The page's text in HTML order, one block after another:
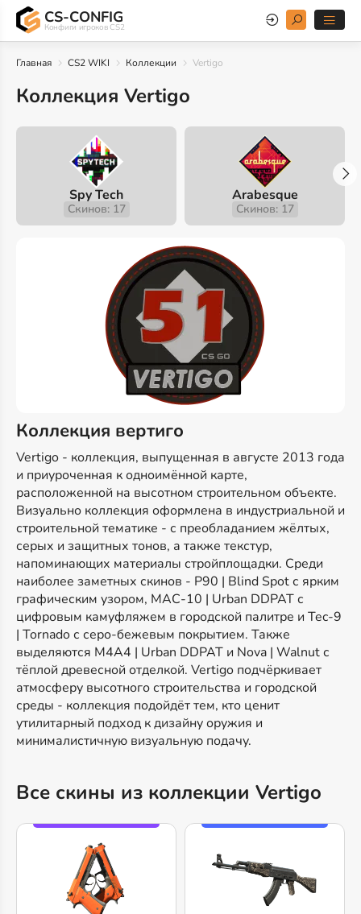
CS-CONFIG
Конфиги игроков CS2
Главная CS2 WIKI Коллекции Vertigo
Коллекция Vertigo
Spy Tech
Скинов: 17
Arabesque
Скинов: 17
Коллекция вертиго
Vertigo - коллекция, выпущенная в августе 2013 года
и приуроченная к одноимённой карте,
расположенной на высотном строительном объекте.
Визуально коллекция оформлена в индустриальной и
строительной тематике - с преобладанием жёлтых,
серых и защитных тонов, а также текстур,
напоминающих материалы стройплощадки. Среди
наиболее заметных скинов - P90 | Blind Spot с ярким
графическим узором, MAC-10 | Urban DDPAT с
цифровым камуфляжем в городской палитре и Tec-9
| Tornado с серо-бежевым покрытием. Также
выделяются M4A4 | Urban DDPAT и Nova | Walnut с
тёплой древесной отделкой. Vertigo подчёркивает
атмосферу высотного строительства и городской
среды - коллекция подойдёт тем, кто ценит
утилитарный подход к дизайну оружия и
минималистичную визуальную подачу.
Все скины из коллекции Vertigo